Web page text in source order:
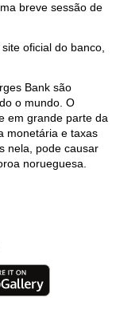
breve sessão de
oficial do banco,
Bank são
o mundo. O
em grande parte da
monetária e taxas
nela, pode causar
norueguesa.